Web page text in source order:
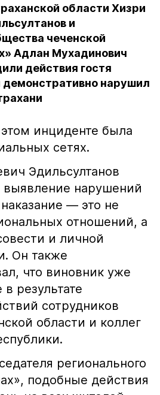
области Хизри
и
чеченской
Адлан Мухадинович
действия гостя
демонстративно нарушил
инциденте была
сетях.
Эдильсултанов
выявление нарушений
— это не
отношений, а
и личной
Он также
что виновник уже
в результате
сотрудников
области и коллег
регионального
подобные действия